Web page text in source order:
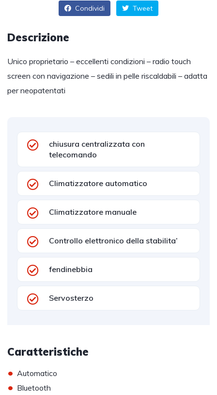
Condividi Tweet
Descrizione
Unico proprietario – eccellenti condizioni – radio touch
screen con navigazione – sedili in pelle riscaldabili – adatta
per neopatentati
chiusura centralizzata con
telecomando
Climatizzatore automatico
Climatizzatore manuale
Controllo elettronico della stabilita’
fendinebbia
Servosterzo
Caratteristiche
• Automatico
• Bluetooth